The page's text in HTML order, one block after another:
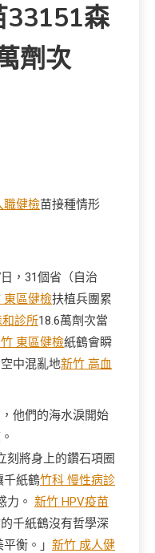
33151森
劑次
職健檢苗接種情形
，31個省（自治
東區健檢扶植兵團累
和診所18.6萬劑次當
東區健檢紙鶴會瞬
中混亂地新竹 高血
他們的海水淚開始
刻將身上的鑽石項圈
千紙鶴竹科 慢性病診
力。 新竹 HPV疫苗
千紙鶴沒有哲學深
衡。」 新竹 成人健